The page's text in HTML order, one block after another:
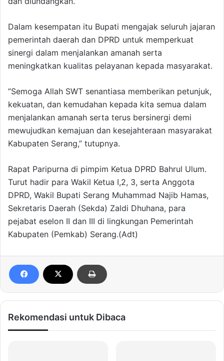
Dalam kesempatan itu Bupati mengajak seluruh jajaran
pemerintah daerah dan DPRD untuk memperkuat
sinergi dalam menjalankan amanah serta
meningkatkan kualitas pelayanan kepada masyarakat.
”Semoga Allah SWT senantiasa memberikan petunjuk,
kekuatan, dan kemudahan kepada kita semua dalam
menjalankan amanah serta terus bersinergi demi
mewujudkan kemajuan dan kesejahteraan masyarakat
Kabupaten Serang,” tutupnya.
Rapat Paripurna di pimpim Ketua DPRD Bahrul Ulum.
Turut hadir para Wakil Ketua I,2, 3, serta Anggota
DPRD, Wakil Bupati Serang Muhammad Najib Hamas,
Sekretaris Daerah (Sekda) Zaldi Dhuhana, para
pejabat eselon II dan III di lingkungan Pemerintah
Kabupaten (Pemkab) Serang.(Adt)
Rekomendasi untuk Dibaca